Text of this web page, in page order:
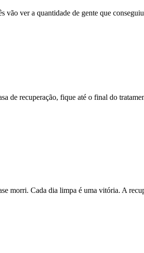
ver a quantidade de gente que
de recuperação, fique até o final do
morri. Cada dia limpa é uma vitória. A